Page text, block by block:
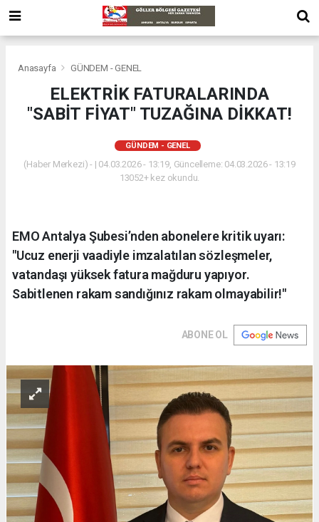
Anasayfa GÜNDEM - GENEL
ELEKTRİK FATURALARINDA
"SABİT FİYAT" TUZAĞINA DİKKAT!
GÜNDEM - GENEL
(Haber Merkezi) - | 04.03.2026 - 13:19, Güncelleme: 04.03.2026 - 13:19
13052+ kez okundu.
EMO Antalya Şubesi’nden abonelere kritik uyarı:
"Ucuz enerji vaadiyle imzalatılan sözleşmeler,
vatandaşı yüksek fatura mağduru yapıyor.
Sabitlenen rakam sandığınız rakam olmayabilir!"
ABONE OL